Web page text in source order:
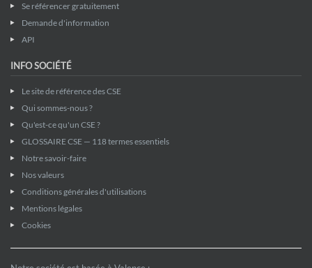
Se référencer gratuitement
Demande d'information
API
INFO SOCIÉTÉ
Le site de référence des CSE
Qui sommes-nous ?
Qu'est-ce qu'un CSE ?
GLOSSAIRE CSE — 118 termes essentiels
Notre savoir-faire
Nos valeurs
Conditions générales d'utilisations
Mentions légales
Cookies